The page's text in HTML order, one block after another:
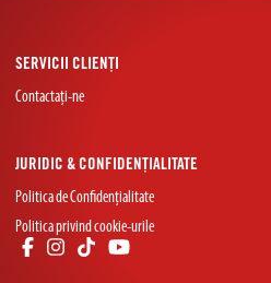
SERVICII CLIENȚI
Contactați-ne
JURIDIC & CONFIDENȚIALITATE
Politica de Confidențialitate
Politica privind cookie-urile